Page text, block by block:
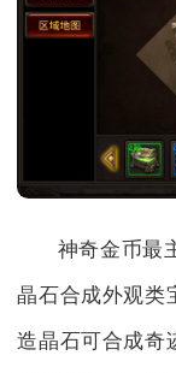
神奇金币最
晶石合成外观类
造晶石可合成奇